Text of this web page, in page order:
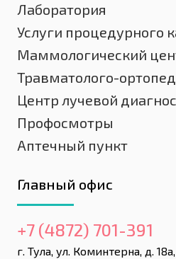
Лаборатория
Услуги процедурного
Маммологический
Травматолого-
Центр лучевой
Профосмотры
Аптечный пункт
Главный офис
+7 (4872) 701-391
г. Тула, ул. Коминтерна, д.